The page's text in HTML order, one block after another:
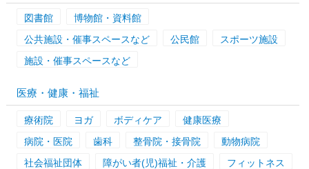
図書館
博物館・資料館
公共施設・催事スペースなど
公民館
スポーツ施設
施設・催事スペースなど
医療・健康・福祉
療術院 ヨガ ボディケア
健康医療
病院・医院
歯科 整骨院・接骨院
動物病院
社会福祉団体
障がい者(児)福祉・介護
フィットネス